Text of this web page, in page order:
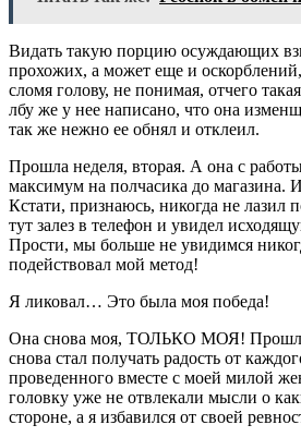
Видать такую порцию осуждающих
прохожих, а может еще и
сломя голову, не понимая, отчего
лбу же у нее написано, что она
так же нежно ее обнял и отклеил.
Прошла неделя, вторая. А она с
максимум на полчасика до магазина.
Кстати, признаюсь, никогда не лазил
тут залез в телефон и увидел
Прости, мы больше не увидимся
подействовал мой метод!
Я ликовал… Это была моя победа!
Она снова моя, ТОЛЬКО МОЯ! Прошло
снова стал получать радость от
проведенного вместе с моей милой
головку уже не отвлекали мысли о
стороне, а я избавился от своей